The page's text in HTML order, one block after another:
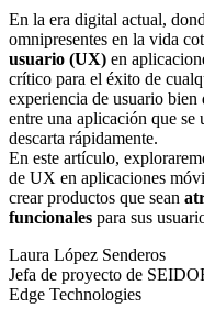
En la era digital actual,
omnipresentes en la vida
usuario (UX) en
crítico para el éxito de
experiencia de usuario bien
entre una aplicación que se
descarta rápidamente.
En este artículo,
de UX en aplicaciones
crear productos que sean
funcionales para sus
Laura López Senderos
Jefa de proyecto de
Edge Technologies